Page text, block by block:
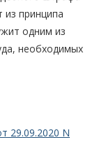
из принципа
одним из
необходимых
29.09.2020 N